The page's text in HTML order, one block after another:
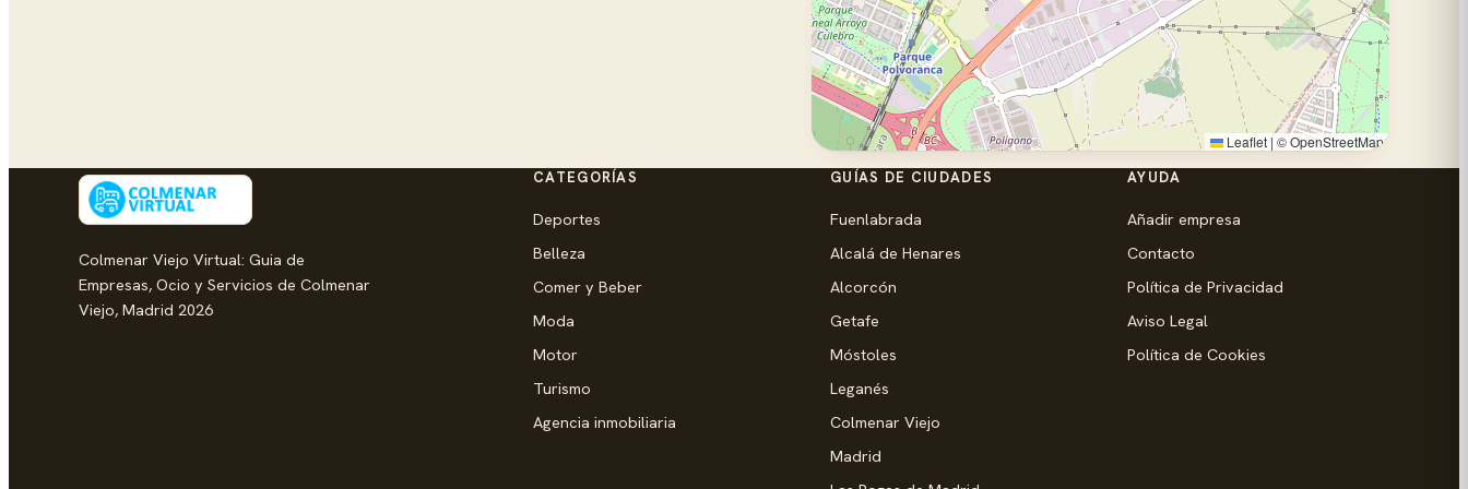
Leaflet | ©OpenStreetMap
Colmenar Viejo Virtual: Guia de
Empresas, Ocio y Servicios de Colmenar
Viejo, Madrid 2026
CATEGORÍAS
Deportes
Belleza
Comer y Beber
Moda
Motor
Turismo
Agencia inmobiliaria
GUÍAS DE CIUDADES
Fuenlabrada
Alcalá de Henares
Alcorcón
Getafe
Móstoles
Leganés
Colmenar Viejo
Madrid
AYUDA
Añadir empresa
Contacto
Política de Privacidad
Aviso Legal
Política de Cookies